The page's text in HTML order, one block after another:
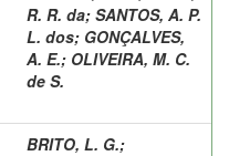
R. R. da; SANTOS, A. P.
L. dos; GONÇALVES,
A. E.; OLIVEIRA, M. C.
de S.
BRITO, L. G.;